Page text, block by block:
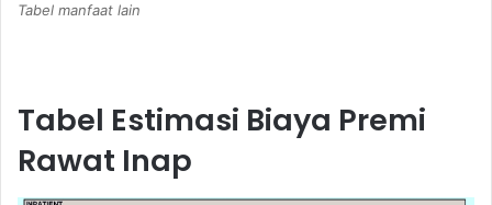
Tabel manfaat lain
Tabel Estimasi Biaya Premi
Rawat Inap